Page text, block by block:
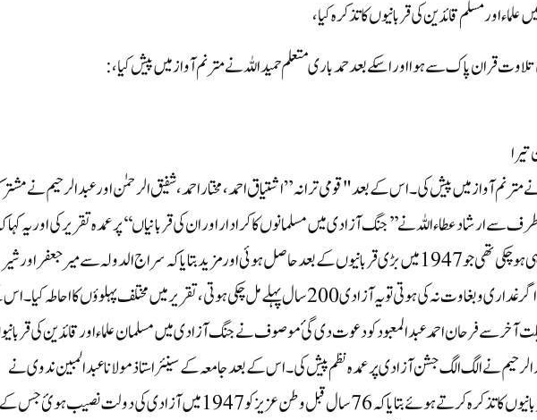
اور مسلم قائدین کی قربانیوں کا تذکرہ کیا ،
تلاوت قران پاک سے ہوا اور اسکے بعد حمد باری متعلم حمیداللہ نے مترنم آواز میں پیش کیا،:
آواز میں پیش کی۔ اس کے بعد "قومی ترانہ” اشتیاق احمد، مختار احمد، شفیق الرحمٰن اور عبدالرحیم نے
سے ارشاد عطاء اللہ نے ’’جنگ آزادی میں مسلمانوں کا کرادار اور ان کی قربانیاں‘‘پر عمدہ تقریر کی اور یہ کہا
جنگ آزادی کی ابتداء1750 سے ہی ہوچکی تھی جو1947 میں بڑی قربانیوں کے بعد حاصل ہوئی اورمزید بتایا کہ سراج الدولہ سے میر جعفر اور شیر
میسور سلطان ٹیپو سے میر صادق نے اگرغداری و بغاوت نہ کی ہوتی تو یہ آزادی 200سال پہلے مل چکی ہوتی ، تقریرمیں مختلف پہلوؤں کا احاطہ
آخر سے فرحان احمد عبدالمعبود کو دعوت دی گئ موصوف نے جنگ آزادی میں مسلمان علماء اور قائدین کی
نے الگ الگ جشن آزادی پر عمدہ نظم پیش کی۔ اس کے بعد جامعہ کے سینئر استاذ مولانا عبدالمبین ندوی نے
آزادئ وطن میں مسلمان کی عظیم قربانیوں کا تذکرہ کرتے ہوئے بتایا کہ76 سال قبل وطن عزیز کو 1947 میں آزادی کی دولت نصیب ہوئ جس کے